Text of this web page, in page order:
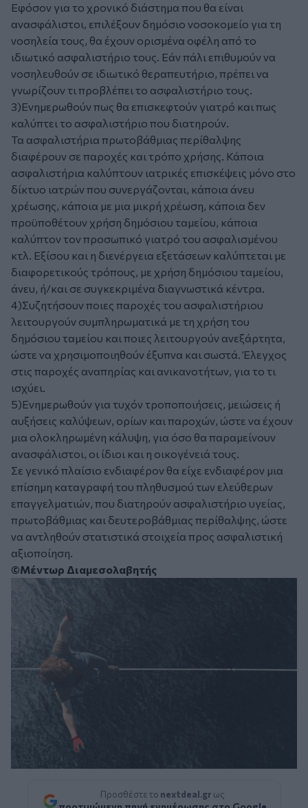
Εφόσον για το χρονικό διάστημα που θα είναι
ανασφάλιστοι, επιλέξουν δημόσιο νοσοκομείο για τη
νοσηλεία τους, θα έχουν ορισμένα οφέλη από το
ιδιωτικό ασφαλιστήριο τους. Εάν πάλι επιθυμούν να
νοσηλευθούν σε ιδιωτικό θεραπευτήριο, πρέπει να
γνωρίζουν τι προβλέπει το ασφαλιστήριο τους.
3)Ενημερωθούν πως θα επισκεφτούν γιατρό και πως
καλύπτει το ασφαλιστήριο που διατηρούν.
Τα ασφαλιστήρια πρωτοβάθμιας περίθαλψης
διαφέρουν σε παροχές και τρόπο χρήσης. Κάποια
ασφαλιστήρια καλύπτουν ιατρικές επισκέψεις μόνο στο
δίκτυο ιατρών που συνεργάζονται, κάποια άνευ
χρέωσης, κάποια με μια μικρή χρέωση, κάποια δεν
προϋποθέτουν χρήση δημόσιου ταμείου, κάποια
καλύπτον τον προσωπικό γιατρό του ασφαλισμένου
κτλ. Εξίσου και η διενέργεια εξετάσεων καλύπτεται με
διαφορετικούς τρόπους, με χρήση δημόσιου ταμείου,
άνευ, ή/και σε συγκεκριμένα διαγνωστικά κέντρα.
4)Συζητήσουν ποιες παροχές του ασφαλιστήριου
λειτουργούν συμπληρωματικά με τη χρήση του
δημόσιου ταμείου και ποιες λειτουργούν ανεξάρτητα,
ώστε να χρησιμοποιηθούν έξυπνα και σωστά. Έλεγχος
στις παροχές αναπηρίας και ανικανοτήτων, για το τι
ισχύει.
5)Ενημερωθούν για τυχόν τροποποιήσεις, μειώσεις ή
αυξήσεις καλύψεων, ορίων και παροχών, ώστε να έχουν
μια ολοκληρωμένη κάλυψη, για όσο θα παραμείνουν
ανασφάλιστοι, οι ίδιοι και η οικογένειά τους.
Σε γενικό πλαίσιο ενδιαφέρον θα είχε ενδιαφέρον μια
επίσημη καταγραφή του πληθυσμού των ελεύθερων
επαγγελματιών, που διατηρούν ασφαλιστήριο υγείας,
πρωτοβάθμιας και δευτεροβάθμιας περίθαλψης, ώστε
να αντληθούν στατιστικά στοιχεία προς ασφαλιστική
αξιοποίηση.
©Μέντωρ Διαμεσολαβητής
Προσθέστε το nextdeal.gr ως